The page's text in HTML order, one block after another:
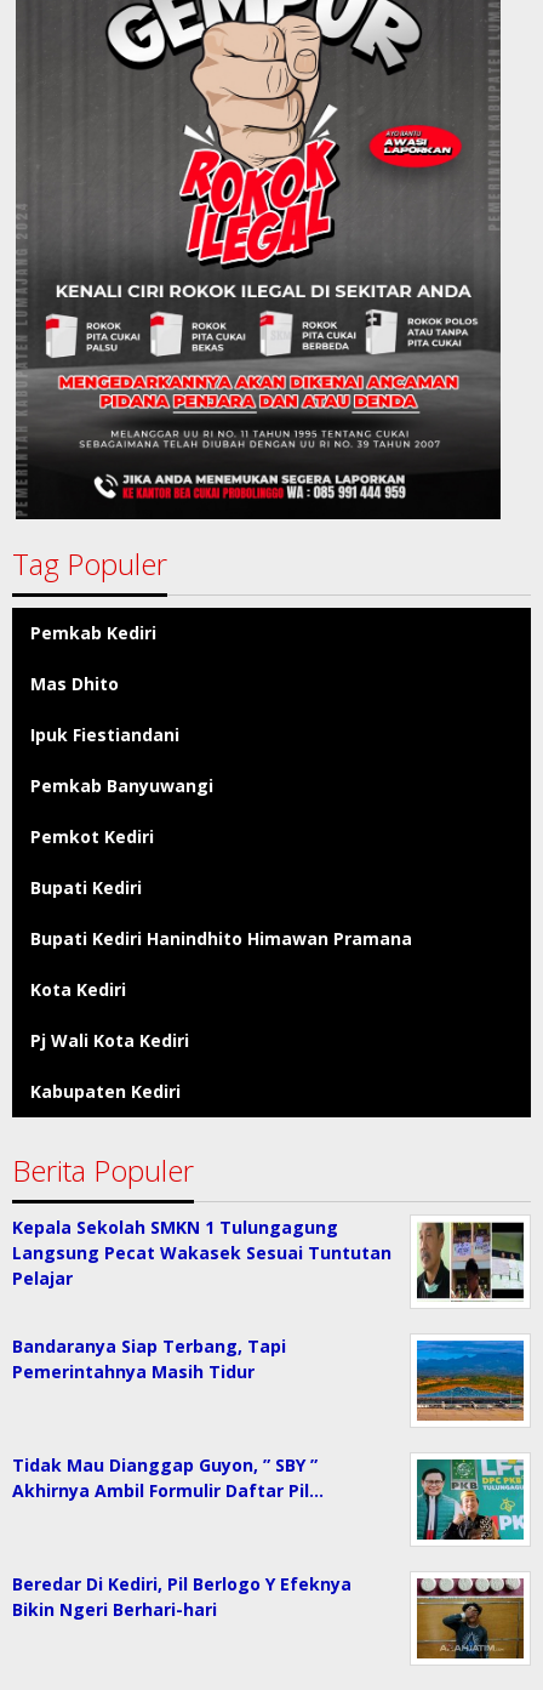
Tag Populer
Pemkab Kediri
Mas Dhito
Ipuk Fiestiandani
Pemkab Banyuwangi
Pemkot Kediri
Bupati Kediri
Bupati Kediri Hanindhito Himawan Pramana
Kota Kediri
Pj Wali Kota Kediri
Kabupaten Kediri
Berita Populer
Kepala Sekolah SMKN 1 Tulungagung
Langsung Pecat Wakasek Sesuai Tuntutan
Pelajar
Bandaranya Siap Terbang, Tapi
Pemerintahnya Masih Tidur
Tidak Mau Dianggap Guyon, ” SBY ”
Akhirnya Ambil Formulir Daftar Pil…
Beredar Di Kediri, Pil Berlogo Y Efeknya
Bikin Ngeri Berhari-hari